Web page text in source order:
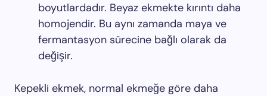
boyutlardadır. Beyaz ekmekte kırıntı daha
homojendir. Bu aynı zamanda maya ve
fermantasyon sürecine bağlı olarak da
değişir.
Kepekli ekmek, normal ekmeğe göre daha